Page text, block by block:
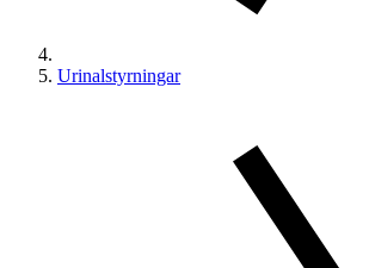
Urinalstyrningar